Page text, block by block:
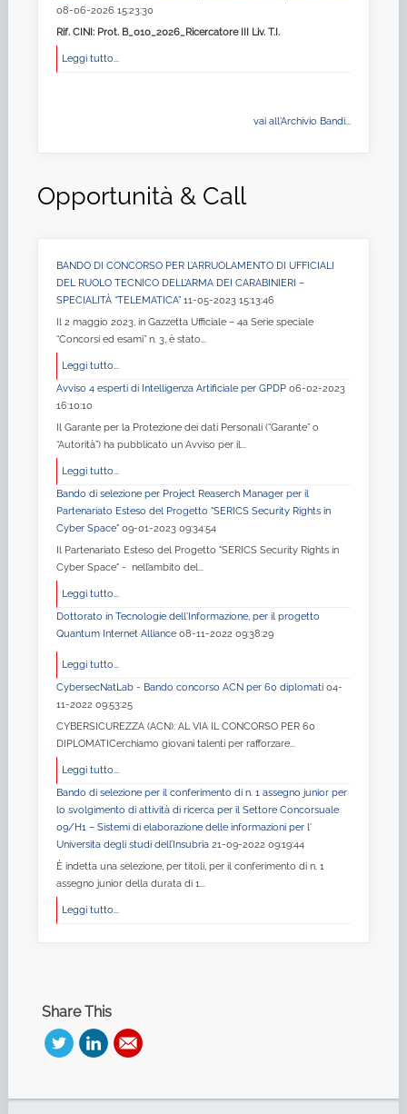
08-06-2026 15:23:30
Rif. CINI: Prot. B_010_2026_Ricercatore III Liv. T.I.
Leggi tutto...
vai all'Archivio Bandi...
Opportunità & Call
BANDO DI CONCORSO PER L’ARRUOLAMENTO DI UFFICIALI
DEL RUOLO TECNICO DELL’ARMA DEI CARABINIERI –
SPECIALITÀ “TELEMATICA” 11-05-2023 15:13:46
Il 2 maggio 2023, in Gazzetta Ufficiale – 4a Serie speciale
“Concorsi ed esami” n. 3, è stato...
Leggi tutto...
Avviso 4 esperti di Intelligenza Artificiale per GPDP 06-02-2023
16:10:10
Il Garante per la Protezione dei dati Personali (“Garante” o
“Autorità”) ha pubblicato un Avviso per il...
Leggi tutto...
Bando di selezione per Project Reaserch Manager per il
Partenariato Esteso del Progetto "SERICS Security Rights in
Cyber Space" 09-01-2023 09:34:54
Il Partenariato Esteso del Progetto "SERICS Security Rights in
Cyber Space" - nell’ambito del...
Leggi tutto...
Dottorato in Tecnologie dell'Informazione, per il progetto
Quantum Internet Alliance 08-11-2022 09:38:29
Leggi tutto...
CybersecNatLab - Bando concorso ACN per 60 diplomati 04-
11-2022 09:53:25
CYBERSICUREZZA (ACN): AL VIA IL CONCORSO PER 60
DIPLOMATICerchiamo giovani talenti per rafforzare...
Leggi tutto...
Bando di selezione per il conferimento di n. 1 assegno junior per
lo svolgimento di attività di ricerca per il Settore Concorsuale
09/H1 – Sistemi di elaborazione delle informazioni per l'
Universita degli studi dell’Insubria 21-09-2022 09:19:44
È indetta una selezione, per titoli, per il conferimento di n. 1
assegno junior della durata di 1...
Leggi tutto...
Share This